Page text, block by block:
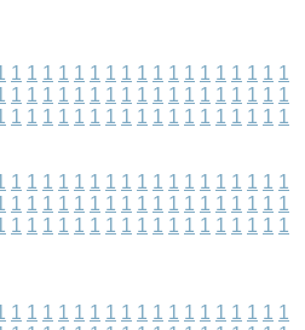
1 1 1 1 1 1 1 1 1 1 1 1 1 1 1 1 1 1
1 1 1 1 1 1 1 1 1 1 1 1 1 1 1 1 1 1
1 1 1 1 1 1 1 1 1 1 1 1 1 1 1 1 1 1
1 1 1 1 1 1 1 1 1 1 1 1 1 1 1 1 1 1
1 1 1 1 1 1 1 1 1 1 1 1 1 1 1 1 1 1
1 1 1 1 1 1 1 1 1 1 1 1 1 1 1 1 1 1
1 1 1 1 1 1 1 1 1 1 1 1 1 1 1 1 1 1